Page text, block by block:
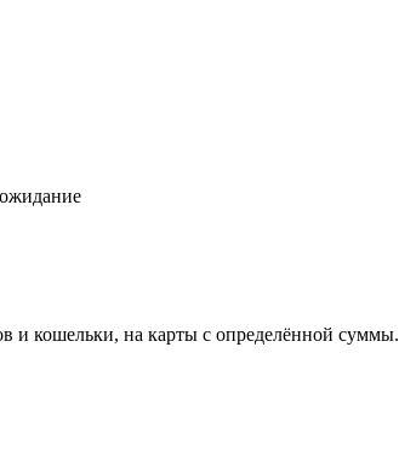
и кошельки, на карты с определённой суммы.